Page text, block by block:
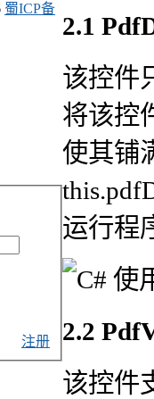
2.1
该控件
将该控
使其铺
运行程
2.2
该控件
蜀ICP备
注册